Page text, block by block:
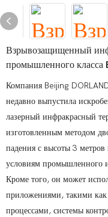
Взрывозащищенный
промышленного
Компания Beijing
недавно выпустила
лазерный инфракрасный
изготовленным методом
падения с высоты 3
условиям промышленного
Кроме того, он может
приложениями, такими
процессами, системы